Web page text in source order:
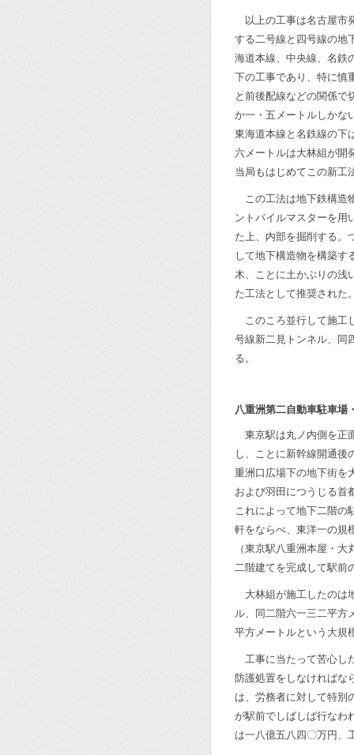
以上の工事は名古屋市
する二号線と四号線の地
海道本線、中央線、名鉄
下の工事であり、特に慎
と前後配線などの関係で
か一・五メートルしかな
東海道本線と名鉄線の下
六メートルは大林組が開
当局もはじめてこの新工
この工法は地下鉄構造
ントパイルマスターを用
た上、内部を掘削する。
して地下構造物を構築す
木、ことに土かぶりの浅
た工法として推奨された
このころ並行して施工
号線新二見トンネル、同
る。
八重洲第二自動車駐車
東京駅は丸ノ内側を正
し、ことに新幹線開通後
重洲口広場下の地下街を
および羽田につうじる首
これによって地下二階の
軒をならべ、東洋一の規
（東京駅八重洲本屋・
二階建てを完成して駅前
大林組が施工したのは
ル、同二階六一三二平方
平方メートルという大規
工事に当たって苦心し
防護処置をしなければな
は、労務者に対して特別
が駅前でしばしば行なわ
は一八億五八四〇万円、